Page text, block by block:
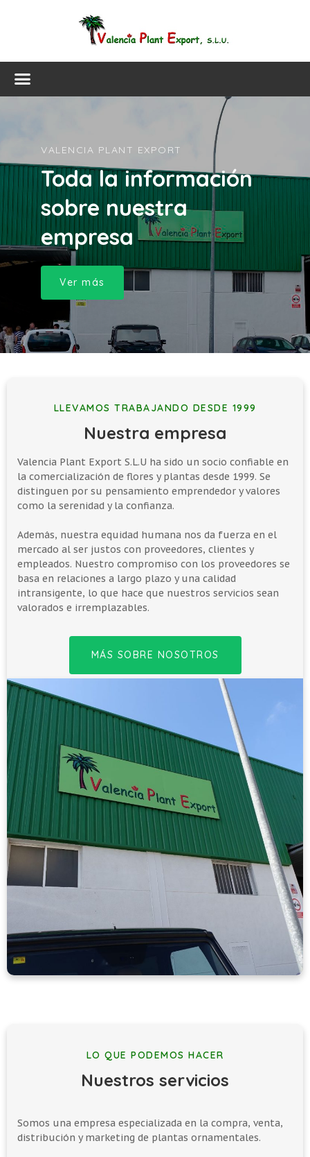
VALENCIA PLANT EXPORT
Toda la información
sobre nuestra
empresa
Ver más
LLEVAMOS TRABAJANDO DESDE 1999
Nuestra empresa
Valencia Plant Export S.L.U ha sido un socio confiable en
la comercialización de flores y plantas desde 1999. Se
distinguen por su pensamiento emprendedor y valores
como la serenidad y la confianza.
Además, nuestra equidad humana nos da fuerza en el
mercado al ser justos con proveedores, clientes y
empleados. Nuestro compromiso con los proveedores se
basa en relaciones a largo plazo y una calidad
intransigente, lo que hace que nuestros servicios sean
valorados e irremplazables.
MÁS SOBRE NOSOTROS
LO QUE PODEMOS HACER
Nuestros servicios
Somos una empresa especializada en la compra, venta,
distribución y marketing de plantas ornamentales.